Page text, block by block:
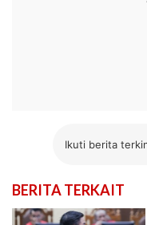
Ikuti berita
BERITA TERKAIT